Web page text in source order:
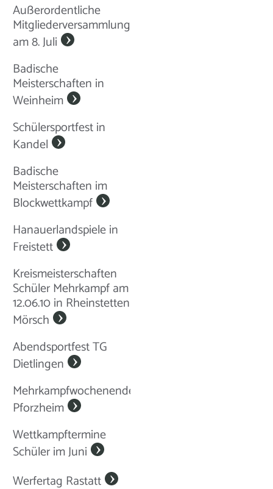
Außerordentliche
Mitgliederversammlung
am 8. Juli
Badische
Meisterschaften in
Weinheim
Schülersportfest in
Kandel
Badische
Meisterschaften im
Blockwettkampf
Hanauerlandspiele in
Freistett
Kreismeisterschaften
Schüler Mehrkampf am
12.06.10 in Rheinstetten
Mörsch
Abendsportfest TG
Dietlingen
Mehrkampfwochenende
Pforzheim
Wettkampftermine
Schüler im Juni
Werfertag Rastatt